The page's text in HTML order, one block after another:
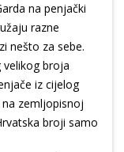
na penjački
razne
nešto za sebe.
velikog broja
iz cijelog
zemljopisnoj
broji samo